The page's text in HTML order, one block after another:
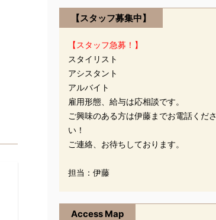
【スタッフ募集中】
【スタッフ急募！】
スタイリスト
アシスタント
アルバイト
雇用形態、給与は応相談です。
ご興味のある方は伊藤までお電話くださ
い！
ご連絡、お待ちしております。
担当：伊藤
Access Map